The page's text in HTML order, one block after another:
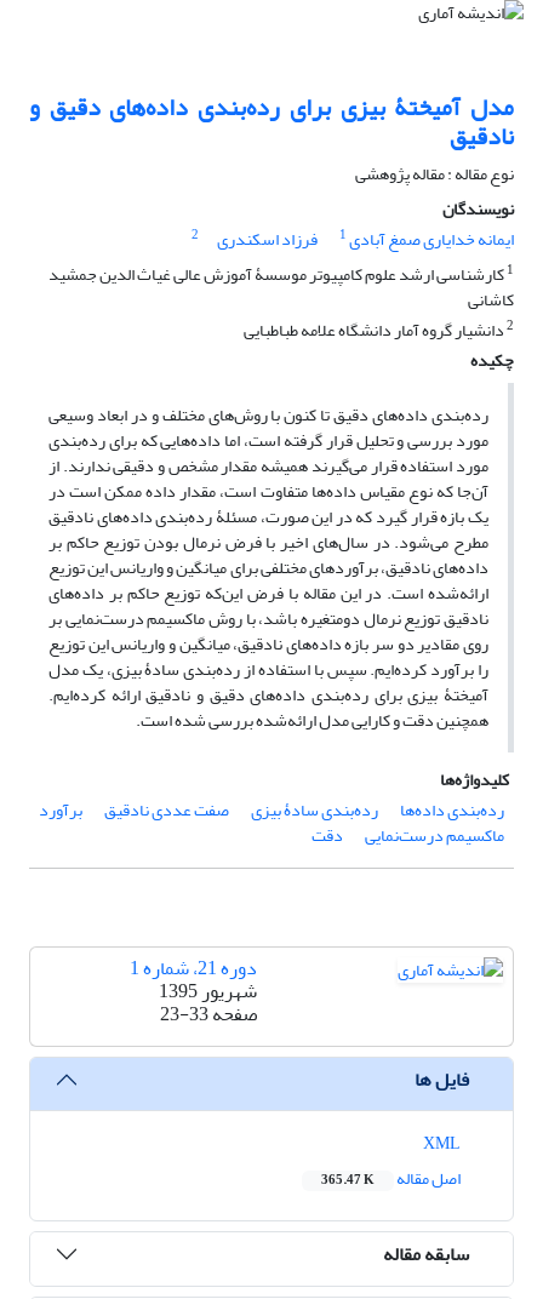
مدل آمیختۀ بیزی برای رده‌بندی داده‌های دقیق و
نادقیق
نوع مقاله : مقاله پژوهشی
نویسندگان
ایمانه خدایاری صمغ آبادی1 فرزاد اسکندری
2
1کارشناسی ارشد علوم کامپیوتر موسسۀ آموزش عالی غیاث الدین جمشید
کاشانی
2دانشیار گروه آمار دانشگاه علامه طباطبایی
چکیده
رده‌بندی داده‌های دقیق تا کنون با روش‌های مختلف و در ابعاد وسیعی
مورد بررسی و تحلیل قرار گرفته است، اما داده‌هایی که برای رده‌بندی
مورد استفاده قرار می‌گیرند همیشه مقدار مشخص و دقیقی ندارند. از
آن‌جا که نوع مقیاس داده‌ها متفاوت است، مقدار داده ممکن است در
یک بازه قرار گیرد که در این صورت‏، مسئلۀ رده‌بندی داده‌های نادقیق
مطرح می‌شود. در سال‌های اخیر با فرض نرمال بودن توزیع حاکم بر
داده‌های نادقیق، برآوردهای مختلفی برای میانگین و واریانس این توزیع
ارائه‌شده است. در این مقاله با فرض این‌که توزیع حاکم بر داده‌های
نادقیق توزیع نرمال دو‌متغیره باشد، با روش ماکسیمم درست‌نمایی بر
روی مقادیر دو سر بازه داده‌های نادقیق، میانگین و واریانس این توزیع
را برآورد کرده‌ایم. سپس با استفاده از رده‌بندی سادۀ بیزی، یک مدل
آمیختۀ بیزی برای رده‌بندی داده‌های دقیق و نادقیق ارائه ‏کرده‌ایم.
همچنین دقت و کارایی مدل ارائه‌شده بررسی شده است.
کلیدواژه‌ها
رده‌بندی داده‌ها
رده‌بندی سادۀ بیزی صفت عددی نادقیق برآورد
ماکسیمم درست‌نمایی دقت
دوره 21، شماره 1
شهریور 1395
صفحه23-33
فایل ها
اصل مقاله
365.47 K
سابقه مقاله